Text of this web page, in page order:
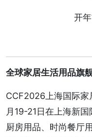
开
全球家居生活用品旗
CCF2026上海国际
月19-21日在上海新
厨房用品、时尚餐厅